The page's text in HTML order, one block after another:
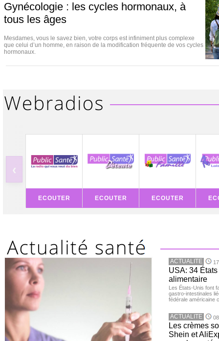
Gynécologie : les cycles hormonaux, à
tous les âges
Mesdames, vous le savez bien, votre corps est infiniment plus complexe
que celui d’un homme, en raison de la modification fréquente de vos cycles
hormonaux.
‹
ECOUTER ECOUTER ECOUTER
ACTUALITE
USA: 34
alimentaire
Les États-Unis font
gastro-intestinales
fédérale américaine
ACTUALITE
Les crèmes
Shein et